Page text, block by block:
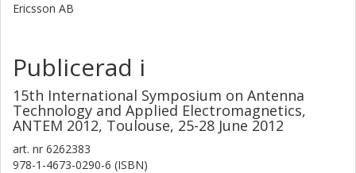
Ericsson AB
Publicerad i
15th International Symposium on Antenna
Technology and Applied Electromagnetics,
ANTEM 2012, Toulouse, 25-28 June 2012
art. nr 6262383
978-1-4673-0290-6 (ISBN)